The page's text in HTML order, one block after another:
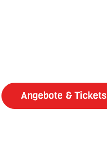
Angebote & Tickets